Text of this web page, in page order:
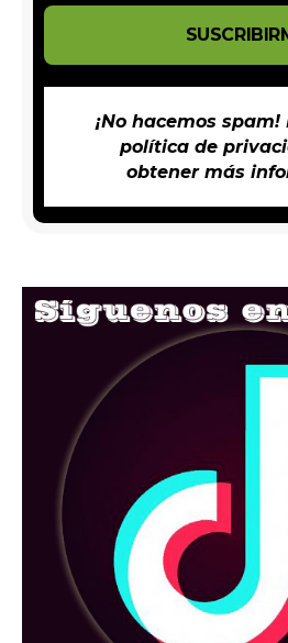
¡No hacemos
política de
obtener más